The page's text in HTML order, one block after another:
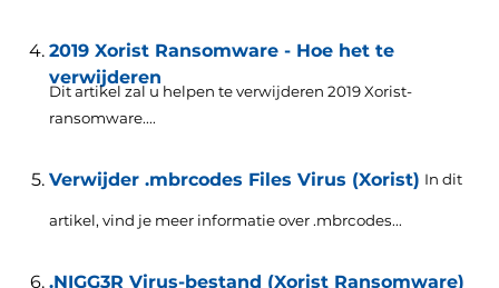
2019 Xorist Ransomware - Hoe het te
verwijderen
Dit artikel zal u helpen te verwijderen 2019 Xorist-
ransomware....
Verwijder .mbrcodes Files Virus (Xorist) In dit
artikel, vind je meer informatie over .mbrcodes...
.NIGG3R Virus-bestand (Xorist Ransomware)